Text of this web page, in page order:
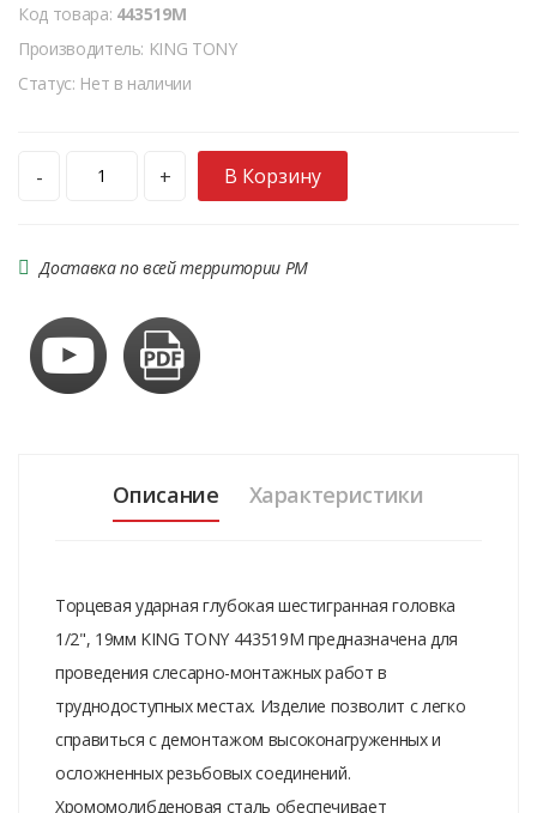
Код товара: 443519M
Производитель: KING TONY
Статус: Нет в наличии
- + В Корзину
Доставка по всей территории РМ
Описание Характеристики
Торцевая ударная глубокая шестигранная головка
1/2", 19мм KING TONY 443519M предназначена для
проведения слесарно-монтажных работ в
труднодоступных местах. Изделие позволит с легко
справиться с демонтажом высоконагруженных и
осложненных резьбовых соединений.
Хромомолибденовая сталь обеспечивает